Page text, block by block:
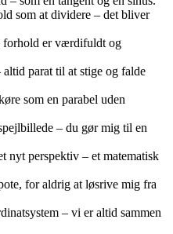
som at dividere – det bliver
forhold er værdifuldt og
parat til at stige og falde
som en parabel uden
– du gør mig til en
nyt perspektiv – et matematisk
for aldrig at løsrive mig fra
– vi er altid sammen